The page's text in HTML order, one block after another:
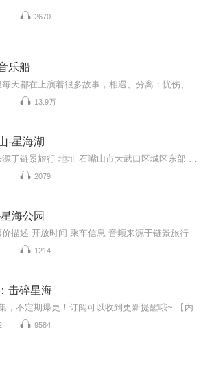
2670
乐船
13.9万
-星海湖
2079
海公园
价描述 开放时间 乘车信息 音频来源于链景旅行
1214
击碎星海
9584